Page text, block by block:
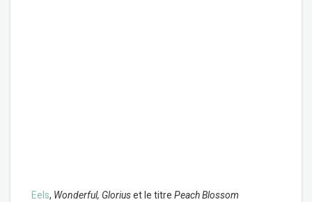
Eels, Wonderful, Gloriuset le titre Peach Blossom